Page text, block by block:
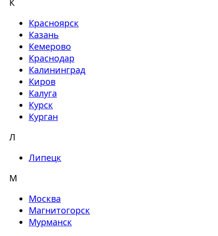
К
Красноярск
Казань
Кемерово
Краснодар
Калининград
Киров
Калуга
Курск
Курган
Л
Липецк
М
Москва
Магнитогорск
Мурманск